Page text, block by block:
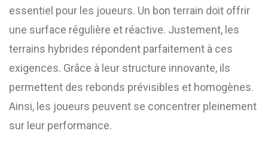
essentiel pour les joueurs. Un bon terrain doit offrir
une surface régulière et réactive. Justement, les
terrains hybrides répondent parfaitement à ces
exigences. Grâce à leur structure innovante, ils
permettent des rebonds prévisibles et homogènes.
Ainsi, les joueurs peuvent se concentrer pleinement
sur leur performance.